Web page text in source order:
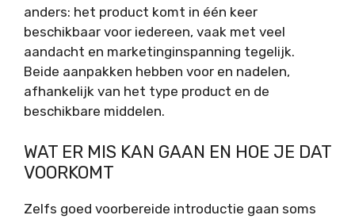
anders: het product komt in één keer
beschikbaar voor iedereen, vaak met veel
aandacht en marketinginspanning tegelijk.
Beide aanpakken hebben voor en nadelen,
afhankelijk van het type product en de
beschikbare middelen.
WAT ER MIS KAN GAAN EN HOE JE DAT
VOORKOMT
Zelfs goed voorbereide introductie gaan soms